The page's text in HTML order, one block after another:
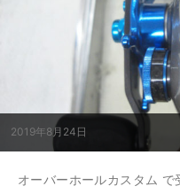
2019年8月24日
オーバーホールカスタム